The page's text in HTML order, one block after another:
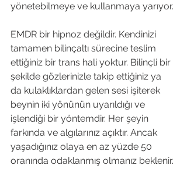
yönetebilmeye ve kullanmaya yarıyor.
EMDR bir hipnoz değildir. Kendinizi
tamamen bilinçaltı sürecine teslim
ettiğiniz bir trans hali yoktur. Bilinçli bir
şekilde gözlerinizle takip ettiğiniz ya
da kulaklıklardan gelen sesi işiterek
beynin iki yönünün uyarıldığı ve
işlendiği bir yöntemdir. Her şeyin
farkında ve algılarınız açıktır. Ancak
yaşadığınız olaya en az yüzde 50
oranında odaklanmış olmanız beklenir.